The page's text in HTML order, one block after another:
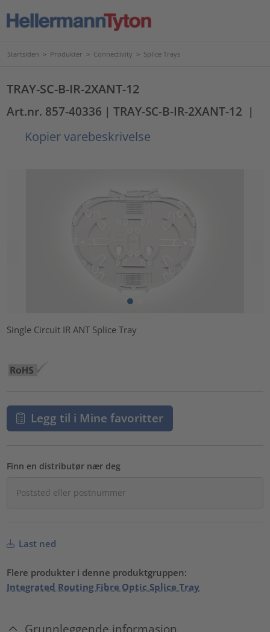
Startsiden > Produkter > Connectivity > Splice Trays
TRAY-SC-B-IR-2XANT-12
Art.nr. 857-40336 | TRAY-SC-B-IR-2XANT-12 |
Kopier varebeskrivelse
Single Circuit IR ANT Splice Tray
Legg til i Mine favoritter
Finn en distributør nær deg
Last ned
Flere produkter i denne produktgruppen:
Integrated Routing Fibre Optic Splice Tray
Grunnleggende informasjon